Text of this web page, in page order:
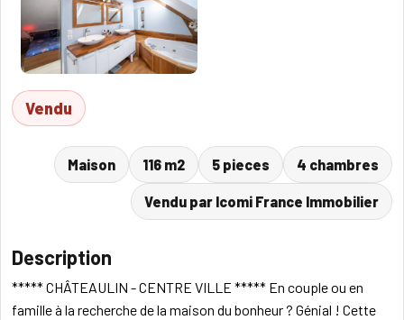
Vendu
Maison 116 m2 5 pieces 4 chambres
Vendu par Icomi France Immobilier
Description
***** CHÂTEAULIN - CENTRE VILLE ***** En couple ou en
famille à la recherche de la maison du bonheur ? Génial ! Cette